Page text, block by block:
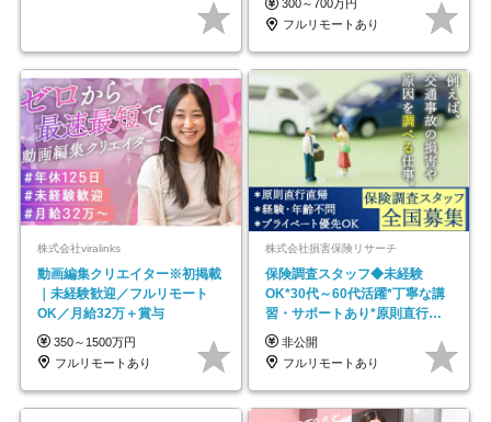
300～700万円
フルリモートあり
株式会社viralinks
動画編集クリエイター※初掲載
｜未経験歓迎／フルリモート
OK／月給32万＋賞与
350～1500万円
フルリモートあり
株式会社損害保険リサーチ
保険調査スタッフ◆未経験
OK*30代～60代活躍*丁寧な講
習・サポートあり*原則直行直
帰／全国募集・業務委託
非公開
フルリモートあり